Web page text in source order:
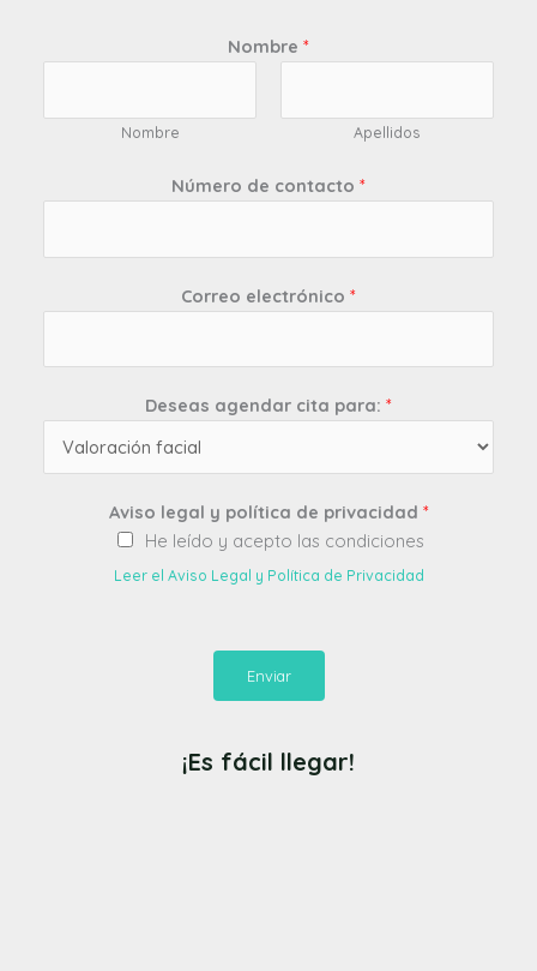
Nombre *
Nombre Apellidos
Número de contacto *
Correo electrónico *
Deseas agendar cita para: *
Aviso legal y política de privacidad *
He leído y acepto las condiciones
Leer el Aviso Legal y Política de Privacidad
Enviar
¡Es fácil llegar!